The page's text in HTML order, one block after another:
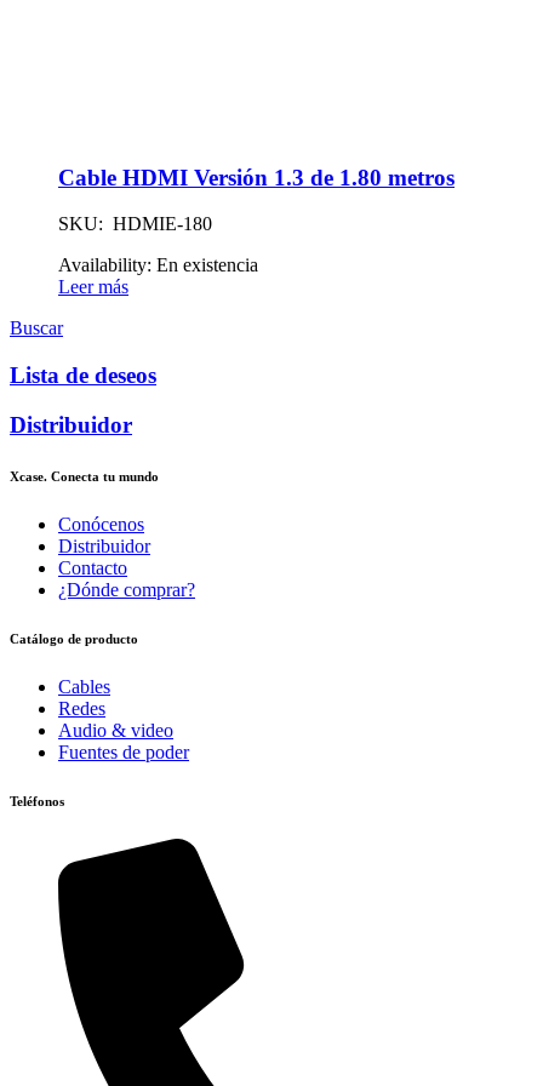
Cable HDMI Versión 1.3 de 1.80 metros
SKU: HDMIE-180
Availability: En existencia
Leer más
Buscar
Lista de deseos
Distribuidor
Xcase. Conecta tu mundo
Conócenos
Distribuidor
Contacto
¿Dónde comprar?
Catálogo de producto
Cables
Redes
Audio & video
Fuentes de poder
Teléfonos